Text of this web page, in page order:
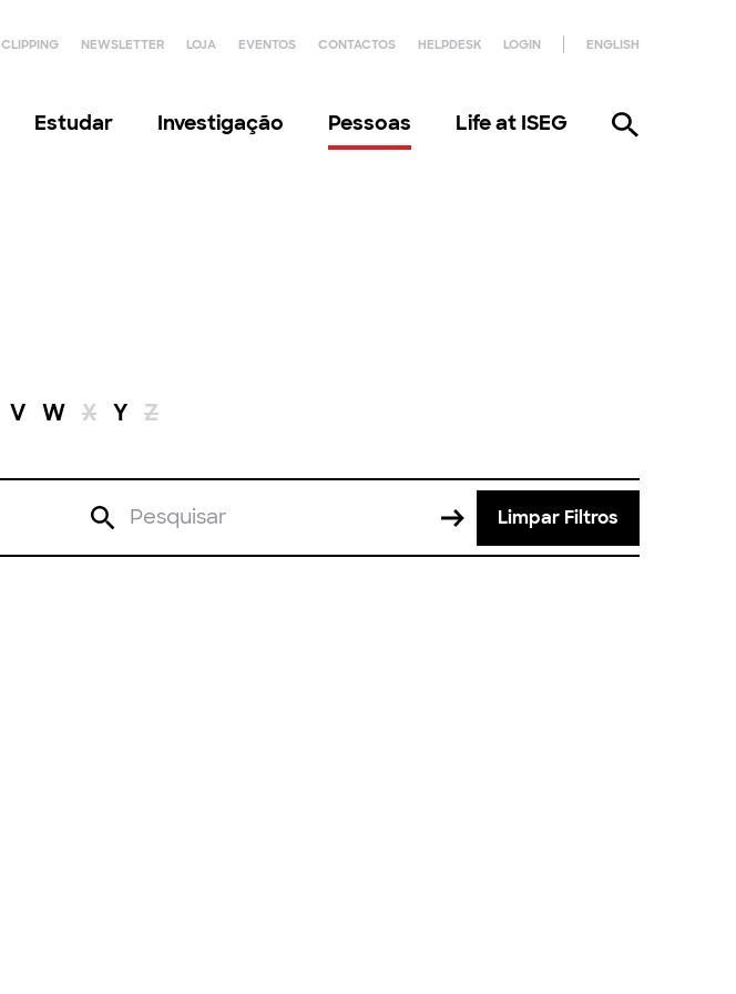
CLIPPING NEWSLETTER LOJA EVENTOS CONTACTOS HELPDESK LOGIN ENGLISH
Estudar Investigação Pessoas Life at ISEG
V W X Y Z
Limpar Filtros